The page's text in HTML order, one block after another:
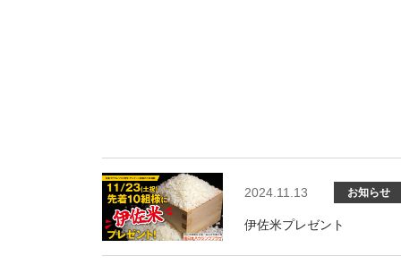
2024.11.13 お知らせ
伊佐米プレゼント